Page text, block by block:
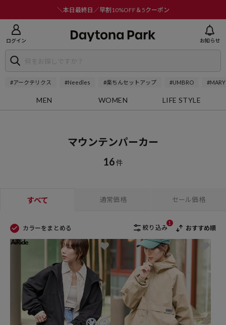
＼本日最終日／早割10%OFF＆5クーポン
ログイン お知らせ
#アークテリクス #Needles #楽ちんセットアップ #UMBRO
MEN WOMEN LIFE STYLE
マウンテンパーカー
16件
すべて 通常価格 セール価格
カラーをまとめる 絞り込み
1
おすすめ順